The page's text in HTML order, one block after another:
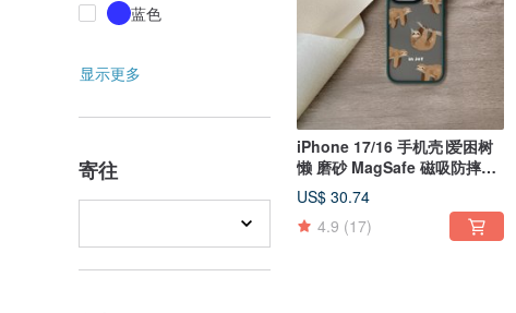
蓝色
显示更多
寄往
iPhone 17/16 手机壳∣爱困树
懒 磨砂 MagSafe 磁吸防摔手
机壳
US$ 30.74
4.9 (17)